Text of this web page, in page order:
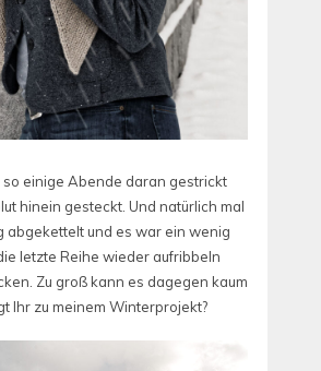
so einige Abende daran gestrickt
hinein gesteckt. Und natürlich mal
abgekettelt und es war ein wenig
letzte Reihe wieder aufribbeln
Zu groß kann es dagegen kaum
Ihr zu meinem Winterprojekt?